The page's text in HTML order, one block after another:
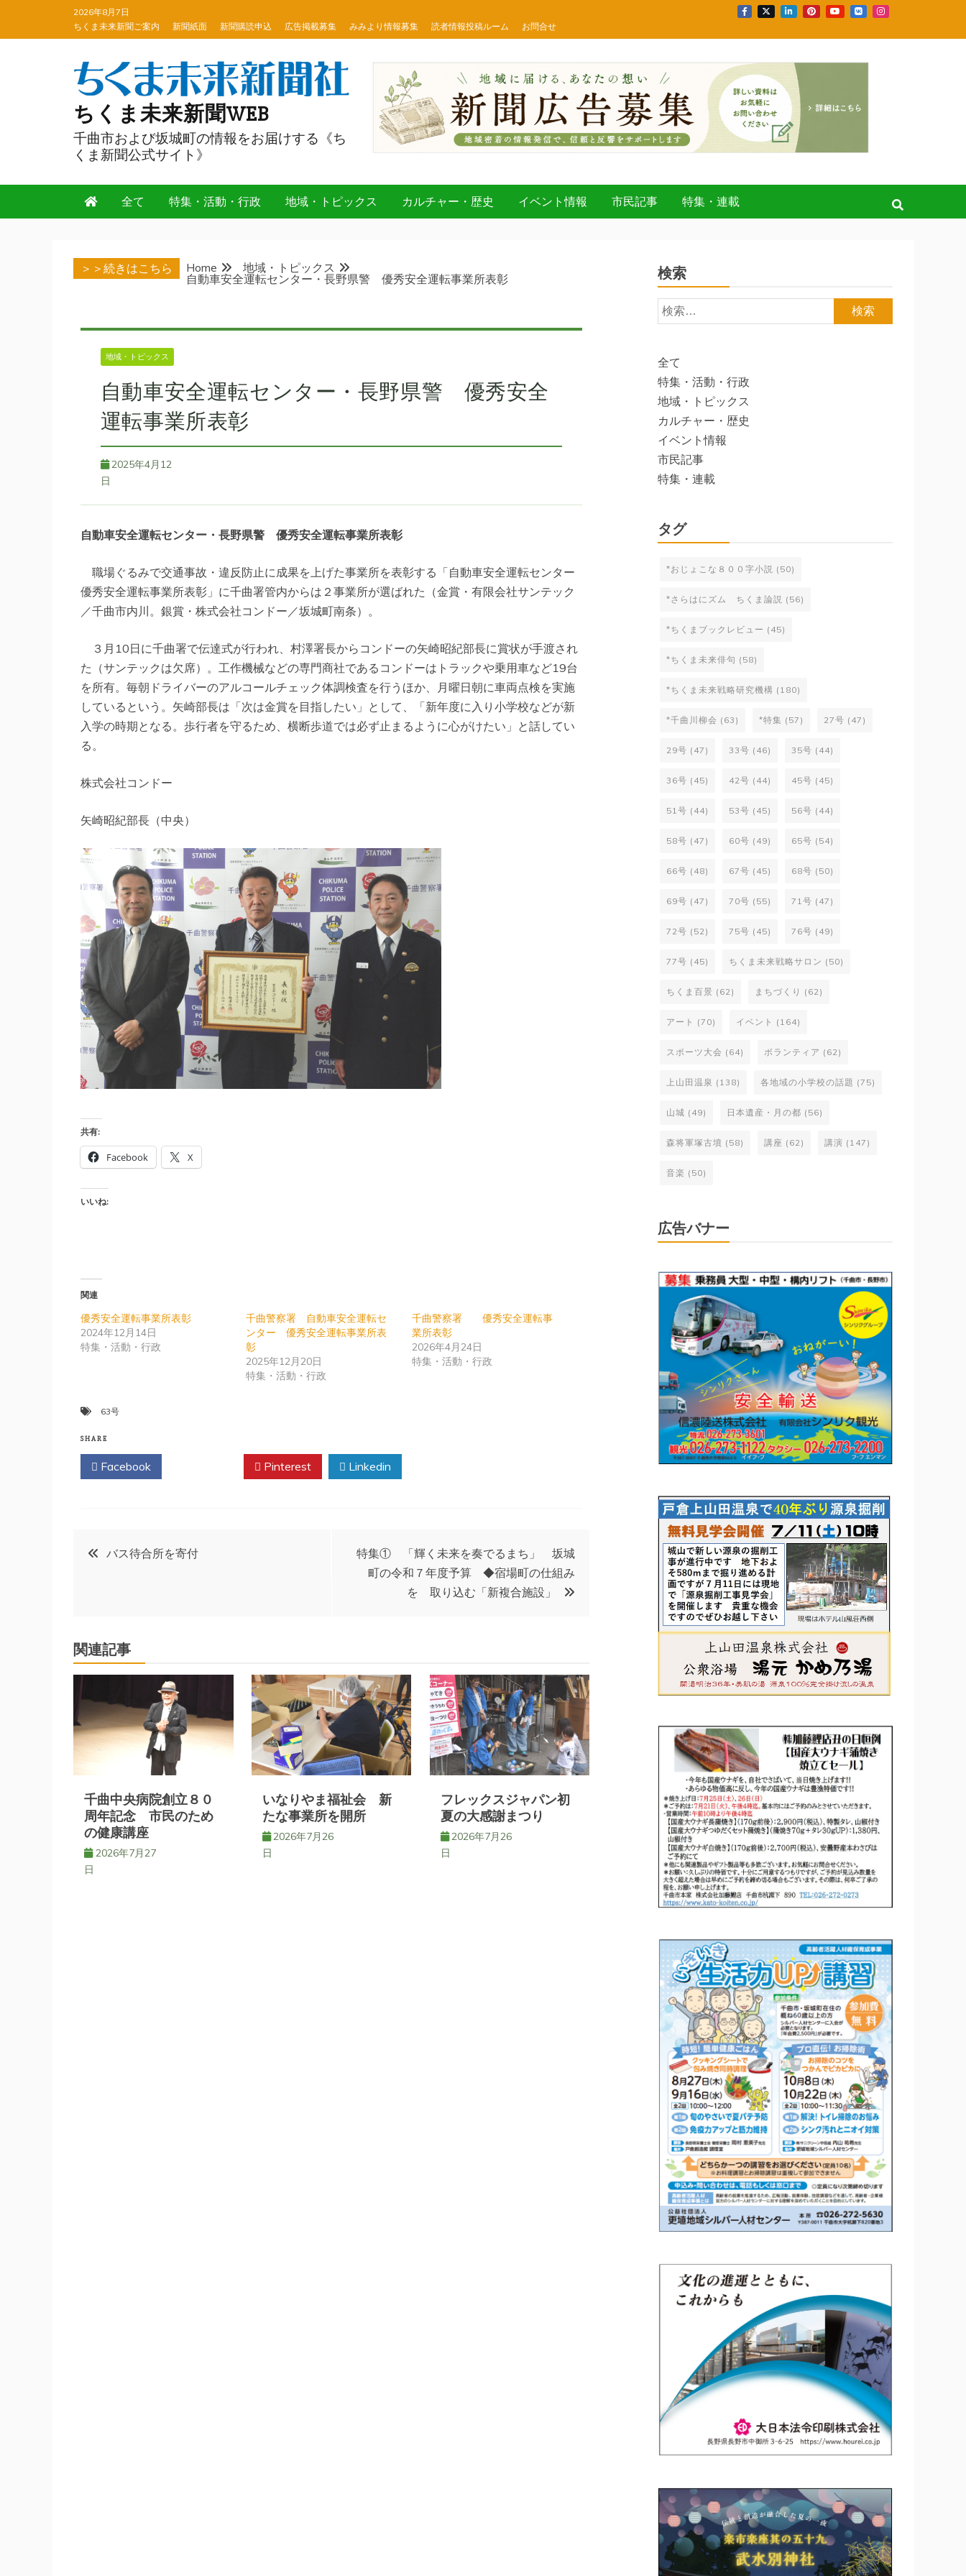
2026年8月7日
ちくま未来新聞ご案内
新聞紙面 新聞購読申込 広告掲載募集 みみより情報募集 読者情報投稿ルーム お問合せ
ちくま未来新聞WEB
千曲市および坂城町の情報をお届けする《ち
くま新聞公式サイト》
全て 特集・活動・行政 地域・トピックス カルチャー・歴史 イベント情報 市民記事 特集・連載
＞＞続きはこちら Home
地域・トピックス
自動車安全運転センター・長野県警 優秀安全運転事業所表彰
地域・トピックス
自動車安全運転センター・長野県警 優秀安全
運転事業所表彰
2025年4月12
日
自動車安全運転センター・長野県警 優秀安全運転事業所表彰
職場ぐるみで交通事故・違反防止に成果を上げた事業所を表彰する「自動車安全運転センター
優秀安全運転事業所表彰」に千曲署管内からは２事業所が選ばれた（金賞・有限会社サンテック
／千曲市内川。銀賞・株式会社コンドー／坂城町南条）。
３月10日に千曲署で伝達式が行われ、村澤署長からコンドーの矢崎昭紀部長に賞状が手渡され
た（サンテックは欠席）。工作機械などの専門商社であるコンドーはトラックや乗用車など19台
を所有。毎朝ドライバーのアルコールチェック体調検査を行うほか、月曜日朝に車両点検を実施
しているという。矢崎部長は「次は金賞を目指したい」として、「新年度に入り小学校などが新
入学の時期となる。歩行者を守るため、横断歩道では必ず止まるように心がけたい」と話してい
る。
株式会社コンドー
矢崎昭紀部長（中央）
共有:
Facebook X
いいね:
関連
優秀安全運転事業所表彰
2024年12月14日
特集・活動・行政
千曲警察署 自動車安全運転セ
ンター 優秀安全運転事業所表
彰
2025年12月20日
特集・活動・行政
千曲警察署 優秀安全運転事
業所表彰
2026年4月24日
特集・活動・行政
63号
SHARE
Facebook Pinterest Linkedin
投
ビ
ゲ
ー
シ
ョ
ン
バス待合所を寄付
特集① 「輝く未来を奏でるまち」 坂城
町の令和７年度予算 ◆宿場町の仕組み
を 取り込む「新複合施設」
関連記事
千曲中央病院創立８０
周年記念 市民のため
の健康講座
2026年7月27
日
いなりやま福祉会 新
たな事業所を開所
2026年7月26
日
フレックスジャパン初
夏の大感謝まつり
2026年7月26
日
検索
検
索:
全て
特集・活動・行政
地域・トピックス
カルチャー・歴史
イベント情報
市民記事
特集・連載
タグ
*おじょこな８００字小説 (50)
*さらはにズム ちくま論説 (56)
*ちくまブックレビュー (45)
*ちくま未来俳句 (58)
*ちくま未来戦略研究機構 (180)
*千曲川柳会 (63) *特集 (57) 27号 (47)
29号 (47) 33号 (46) 35号 (44)
36号 (45) 42号 (44) 45号 (45)
51号 (44) 53号 (45) 56号 (44)
58号 (47) 60号 (49) 65号 (54)
66号 (48) 67号 (45) 68号 (50)
69号 (47) 70号 (55) 71号 (47)
72号 (52) 75号 (45) 76号 (49)
77号 (45) ちくま未来戦略サロン (50)
ちくま百景 (62) まちづくり (62)
アート (70) イベント (164)
スポーツ大会 (64) ボランティア (62)
上山田温泉 (138) 各地域の小学校の話題 (75)
山城 (49) 日本遺産・月の都 (56)
森将軍塚古墳 (58) 講座 (62) 講演 (147)
音楽 (50)
広告バナー